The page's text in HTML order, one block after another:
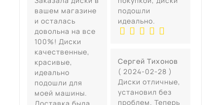
вашем магазине
и осталась
довольна на все
100%! Диски
качественные,
красивые,
идеально
подошли для
моей машины.
подошли
идеально.
Сергей Тихонов
( 2024-02-28 )
Диски отличные,
установил без
проблем. Теперь